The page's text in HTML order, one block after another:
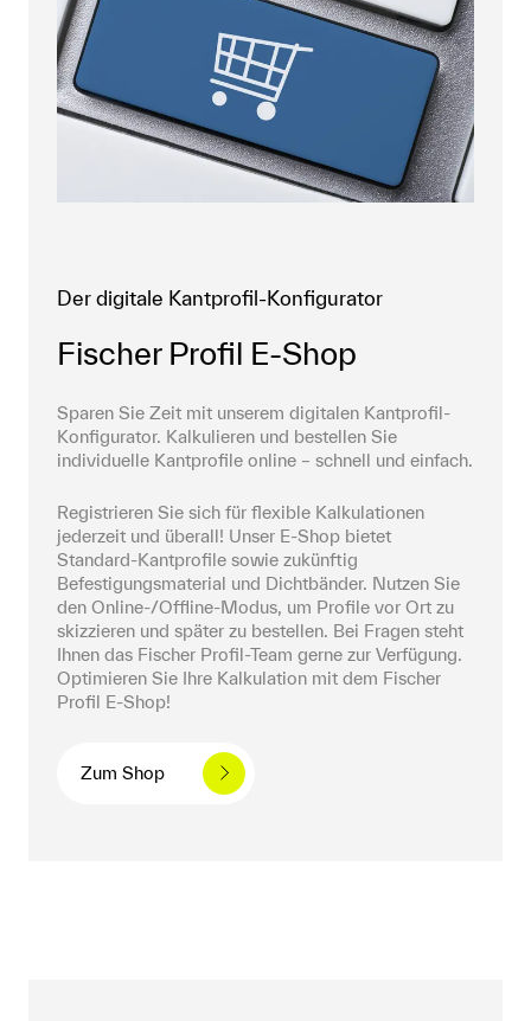
Der digitale Kantprofil-Konfigurator
Fischer Profil E-Shop
Sparen Sie Zeit mit unserem digitalen Kantprofil-
Konfigurator. Kalkulieren und bestellen Sie
individuelle Kantprofile online – schnell und einfach.
Registrieren Sie sich für flexible Kalkulationen
jederzeit und überall! Unser E-Shop bietet
Standard-Kantprofile sowie zukünftig
Befestigungsmaterial und Dichtbänder. Nutzen Sie
den Online-/Offline-Modus, um Profile vor Ort zu
skizzieren und später zu bestellen. Bei Fragen steht
Ihnen das Fischer Profil-Team gerne zur Verfügung.
Optimieren Sie Ihre Kalkulation mit dem Fischer
Profil E-Shop!
Zum Shop